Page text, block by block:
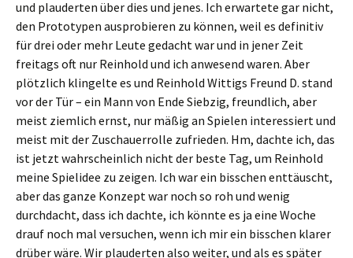
und plauderten über dies und jenes. Ich erwartete gar nicht,
den Prototypen ausprobieren zu können, weil es definitiv
für drei oder mehr Leute gedacht war und in jener Zeit
freitags oft nur Reinhold und ich anwesend waren. Aber
plötzlich klingelte es und Reinhold Wittigs Freund D. stand
vor der Tür – ein Mann von Ende Siebzig, freundlich, aber
meist ziemlich ernst, nur mäßig an Spielen interessiert und
meist mit der Zuschauerrolle zufrieden. Hm, dachte ich, das
ist jetzt wahrscheinlich nicht der beste Tag, um Reinhold
meine Spielidee zu zeigen. Ich war ein bisschen enttäuscht,
aber das ganze Konzept war noch so roh und wenig
durchdacht, dass ich dachte, ich könnte es ja eine Woche
drauf noch mal versuchen, wenn ich mir ein bisschen klarer
drüber wäre. Wir plauderten also weiter, und als es später